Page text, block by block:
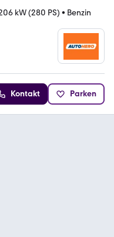
kW (280 PS) • Benzin
Kontakt Parken